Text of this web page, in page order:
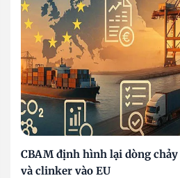
CBAM định hình lại dòng
và clinker vào EU